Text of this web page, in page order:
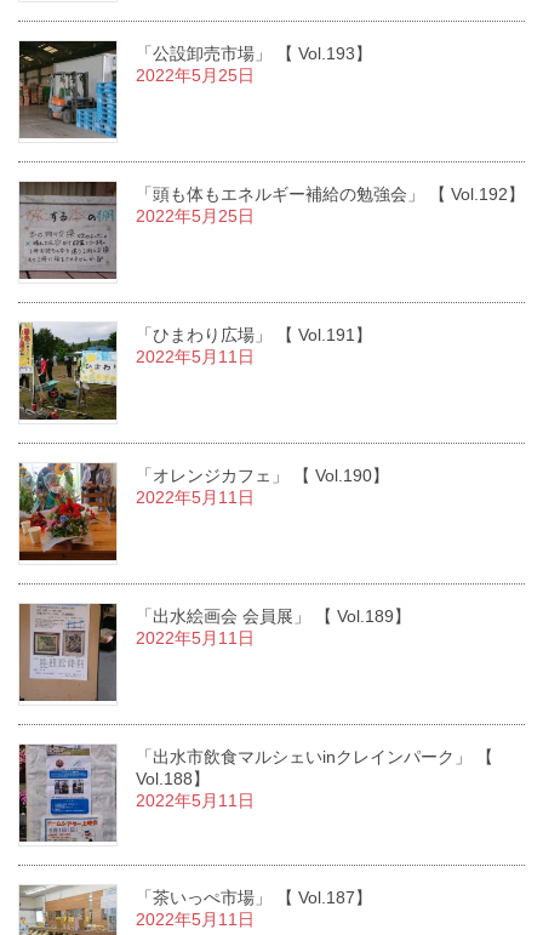
「公設卸売市場」 【 Vol.193】
2022年5月25日
「頭も体もエネルギー補給の勉強会」 【 Vol.192】
2022年5月25日
「ひまわり広場」 【 Vol.191】
2022年5月11日
「オレンジカフェ」 【 Vol.190】
2022年5月11日
「出水絵画会 会員展」 【 Vol.189】
2022年5月11日
「出水市飲食マルシェいinクレインパーク」 【
Vol.188】
2022年5月11日
「茶いっぺ市場」 【 Vol.187】
2022年5月11日